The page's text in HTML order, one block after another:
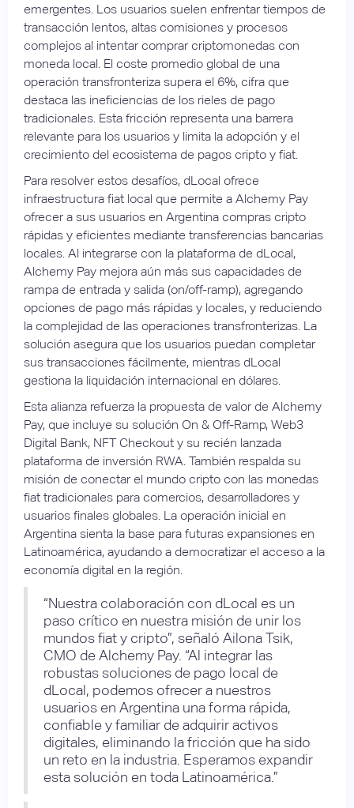
emergentes. Los usuarios suelen enfrentar tiempos de
transacción lentos, altas comisiones y procesos
complejos al intentar comprar criptomonedas con
moneda local. El coste promedio global de una
operación transfronteriza supera el 6%, cifra que
destaca las ineficiencias de los rieles de pago
tradicionales. Esta fricción representa una barrera
relevante para los usuarios y limita la adopción y el
crecimiento del ecosistema de pagos cripto y fiat.
Para resolver estos desafíos, dLocal ofrece
infraestructura fiat local que permite a Alchemy Pay
ofrecer a sus usuarios en Argentina compras cripto
rápidas y eficientes mediante transferencias bancarias
locales. Al integrarse con la plataforma de dLocal,
Alchemy Pay mejora aún más sus capacidades de
rampa de entrada y salida (on/off-ramp), agregando
opciones de pago más rápidas y locales, y reduciendo
la complejidad de las operaciones transfronterizas. La
solución asegura que los usuarios puedan completar
sus transacciones fácilmente, mientras dLocal
gestiona la liquidación internacional en dólares.
Esta alianza refuerza la propuesta de valor de Alchemy
Pay, que incluye su solución On & Off-Ramp, Web3
Digital Bank, NFT Checkout y su recién lanzada
plataforma de inversión RWA. También respalda su
misión de conectar el mundo cripto con las monedas
fiat tradicionales para comercios, desarrolladores y
usuarios finales globales. La operación inicial en
Argentina sienta la base para futuras expansiones en
Latinoamérica, ayudando a democratizar el acceso a la
economía digital en la región.
“Nuestra colaboración con dLocal es un
paso crítico en nuestra misión de unir los
mundos fiat y cripto”, señaló Ailona Tsik,
CMO de Alchemy Pay. “Al integrar las
robustas soluciones de pago local de
dLocal, podemos ofrecer a nuestros
usuarios en Argentina una forma rápida,
confiable y familiar de adquirir activos
digitales, eliminando la fricción que ha sido
un reto en la industria. Esperamos expandir
esta solución en toda Latinoamérica.”